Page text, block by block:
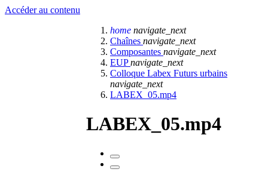
Accéder au contenu
home navigate_next
Chaînes navigate_next
Composantes navigate_next
EUPnavigate_next
Colloque Labex Futurs urbains
navigate_next
LABEX_05.mp4
LABEX_05.mp4